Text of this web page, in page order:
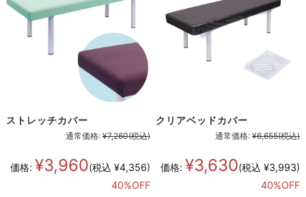
ストレッチカバー
通常価格: ¥7,260(税込)
価格: ¥3,960(税込 ¥4,356)
40%OFF
クリアベッドカバー
通常価格: ¥6,655(税込)
価格: ¥3,630(税込 ¥3,993)
40%OFF